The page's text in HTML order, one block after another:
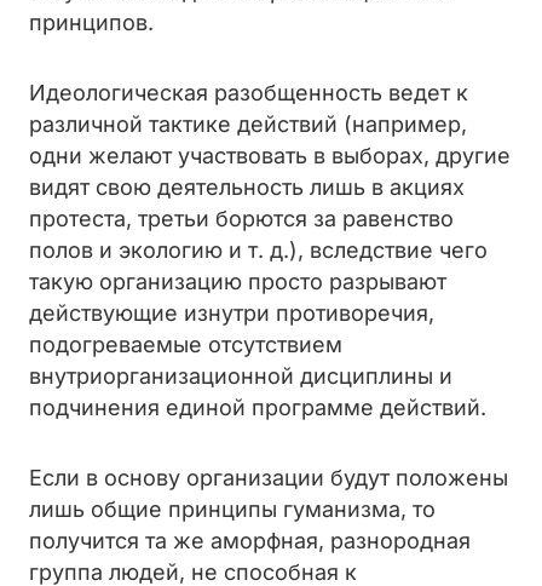
принципов.
Идеологическая разобщенность ведет к
различной тактике действий (например,
одни желают участвовать в выборах, другие
видят свою деятельность лишь в акциях
протеста, третьи борются за равенство
полов и экологию и т. д.), вследствие чего
такую организацию просто разрывают
действующие изнутри противоречия,
подогреваемые отсутствием
внутриорганизационной дисциплины и
подчинения единой программе действий.
Если в основу организации будут положены
лишь общие принципы гуманизма, то
получится та же аморфная, разнородная
группа людей, не способная к